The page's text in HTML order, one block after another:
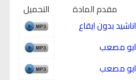
مقدم المادة
التحميل
اناشيد بدون ايقاع
ابو مصعب
ابو مصعب